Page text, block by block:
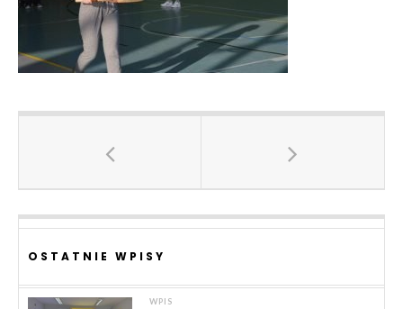
OSTATNIE WPISY
WPIS